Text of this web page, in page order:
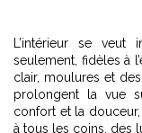
L’intérieur se
seulement, fidèles à
clair, moulures et
prolongent la vue
confort et la
à tous les coins, des